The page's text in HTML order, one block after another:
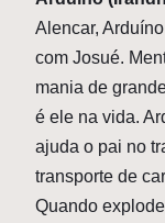
Alencar,
com Josué.
mania de
é ele na vida.
ajuda o pai no
transporte de
Quando